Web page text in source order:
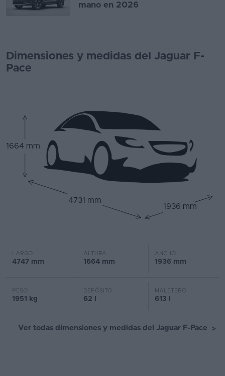
mano en 2026
Dimensiones y medidas del Jaguar F-
Pace
1664 mm
4731 mm
1936 mm
LARGO
4747 mm
ALTURA
1664 mm
ANCHO
1936 mm
PESO
1951 kg
DEPÓSITO
62 l
MALETERO
613 l
Ver todas dimensiones y medidas del Jaguar F-Pace >